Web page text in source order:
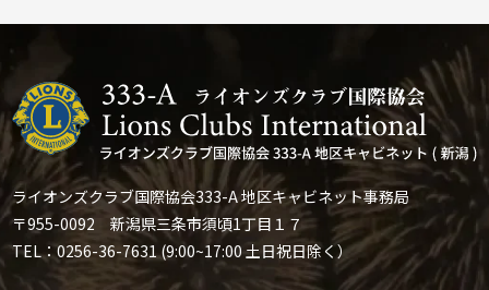
ライオンズクラブ国際協会333-A 地区キャビネット事務局
〒955-0092 新潟県三条市須頃1丁目１７
TEL：0256-36-7631 (9:00~17:00 土日祝日除く）